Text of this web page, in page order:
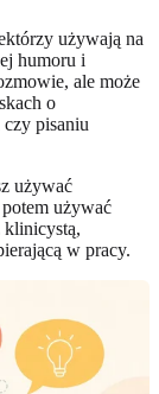
używają na
humoru i
ale może
o
pisaniu
używać
używać
klinicystą,
w pracy.